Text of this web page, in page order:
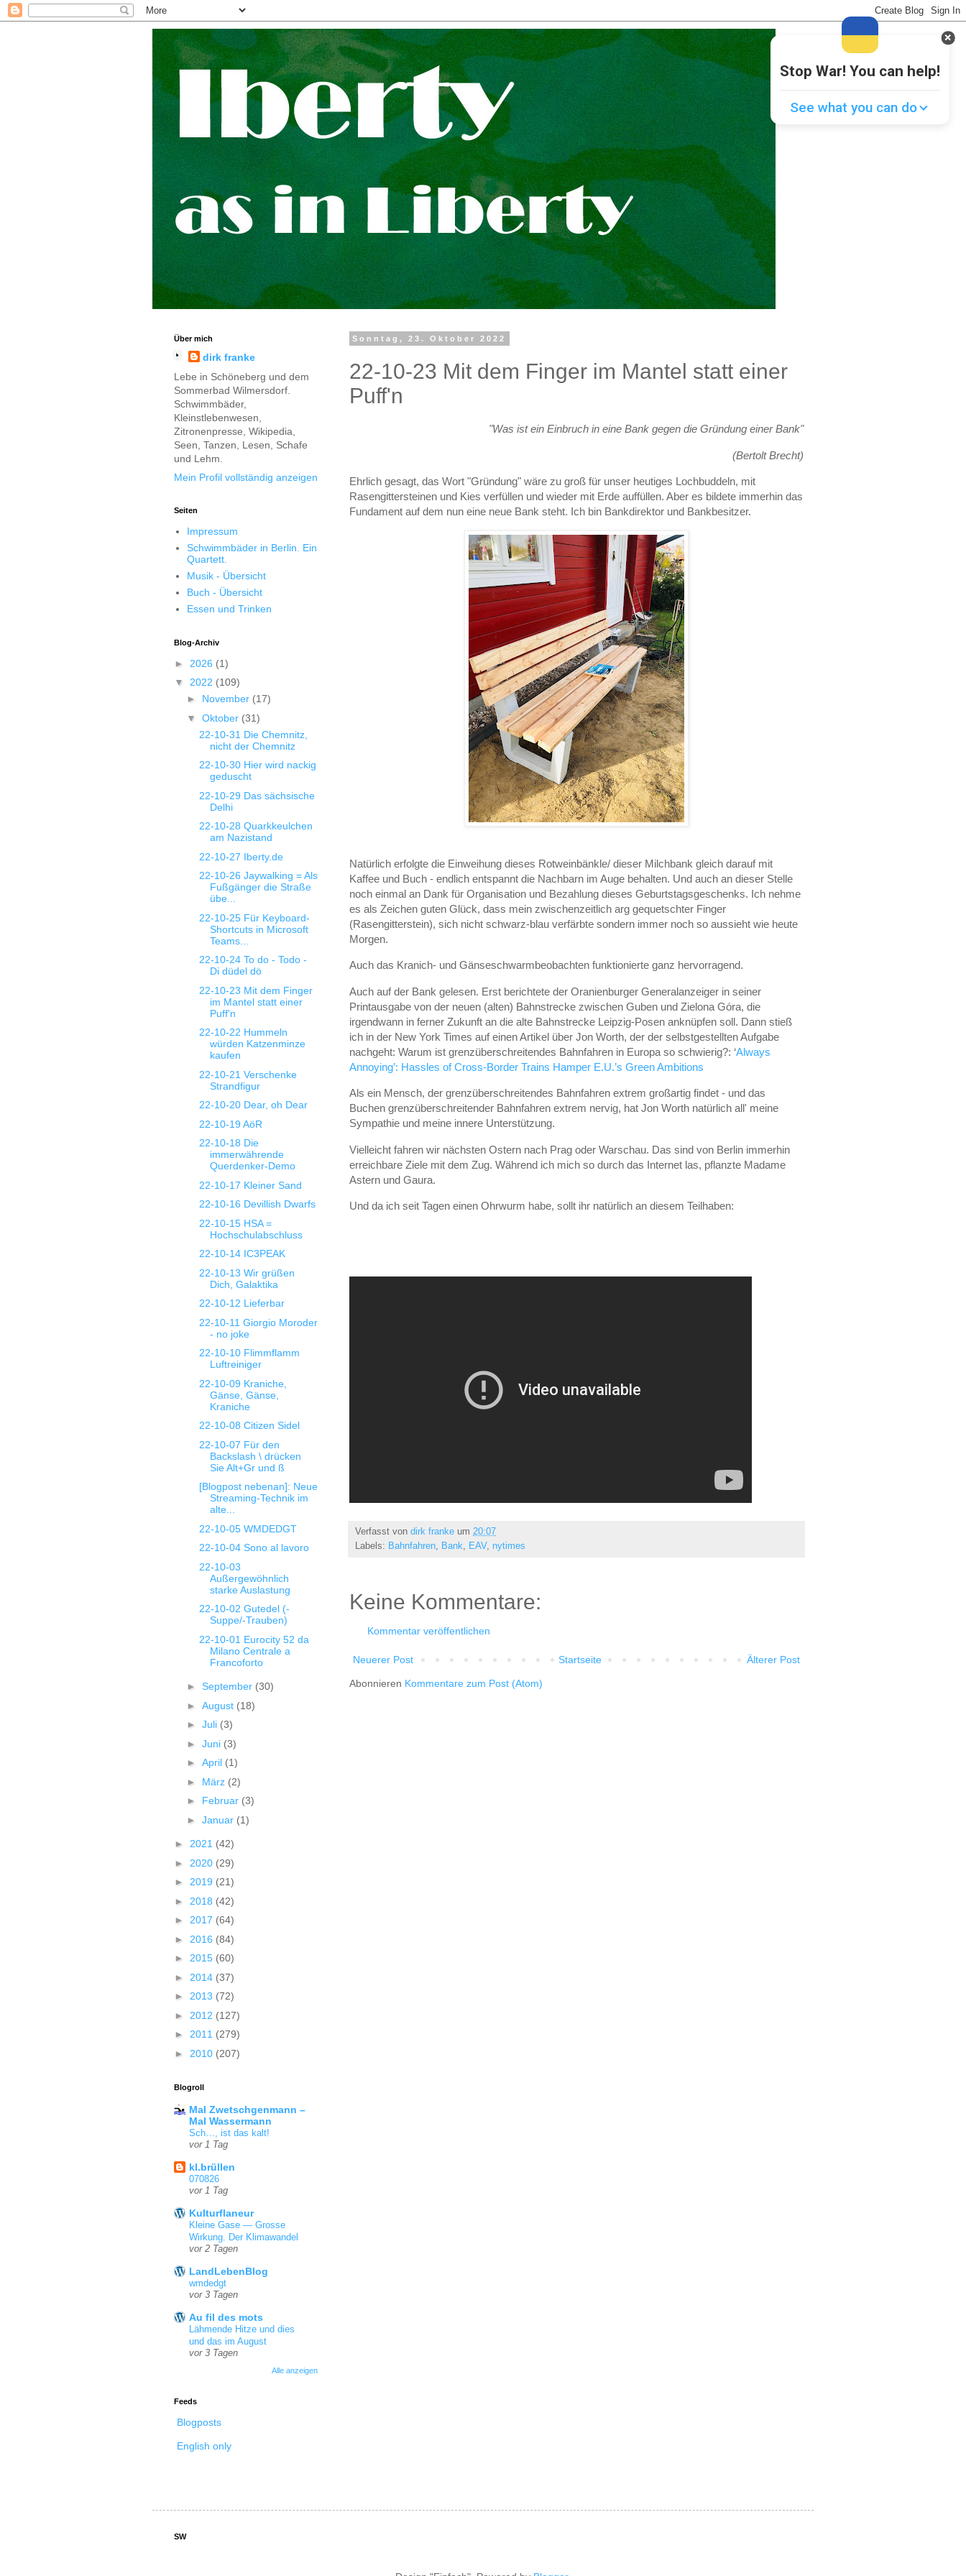
Sonntag, 23. Oktober 2022
22-10-23 Mit dem Finger im Mantel statt einer
Puff'n
"Was ist ein Einbruch in eine Bank gegen die Gründung einer Bank"
(Bertolt Brecht)
Ehrlich gesagt, das Wort "Gründung" wäre zu groß für unser heutiges Lochbuddeln, mit
Rasengittersteinen und Kies verfüllen und wieder mit Erde auffüllen. Aber es bildete immerhin das
Fundament auf dem nun eine neue Bank steht. Ich bin Bankdirektor und Bankbesitzer.
Natürlich erfolgte die Einweihung dieses Rotweinbänkle/ dieser Milchbank gleich darauf mit
Kaffee und Buch - endlich entspannt die Nachbarn im Auge behalten. Und auch an dieser Stelle
noch einmal an Dank für Organisation und Bezahlung dieses Geburtstagsgeschenks. Ich nehme
es als Zeichen guten Glück, dass mein zwischenzeitlich arg gequetschter Finger
(Rasengitterstein), sich nicht schwarz-blau verfärbte sondern immer noch so aussieht wie heute
Morgen.
Auch das Kranich- und Gänseschwarmbeobachten funktionierte ganz hervorragend.
Auch auf der Bank gelesen. Erst berichtete der Oranienburger Generalanzeiger in seiner
Printausgabe von der neuen (alten) Bahnstrecke zwischen Guben und Zielona Góra, die
irgendwann in ferner Zukunft an die alte Bahnstrecke Leipzig-Posen anknüpfen soll. Dann stieß
ich in der New York Times auf einen Artikel über Jon Worth, der der selbstgestellten Aufgabe
nachgeht: Warum ist grenzüberschreitendes Bahnfahren in Europa so schwierig?: ‘Always
Annoying’: Hassles of Cross-Border Trains Hamper E.U.’s Green Ambitions
Als ein Mensch, der grenzüberschreitendes Bahnfahren extrem großartig findet - und das
Buchen grenzüberschreitender Bahnfahren extrem nervig, hat Jon Worth natürlich all' meine
Sympathie und meine innere Unterstützung.
Vielleicht fahren wir nächsten Ostern nach Prag oder Warschau. Das sind von Berlin immerhin
erreichbare Ziele mit dem Zug. Während ich mich so durch das Internet las, pflanzte Madame
Astern und Gaura.
Und da ich seit Tagen einen Ohrwurm habe, sollt ihr natürlich an diesem Teilhaben:
Verfasst von dirk franke um 20:07
Labels: Bahnfahren, Bank, EAV, nytimes
Keine Kommentare:
Kommentar veröffentlichen
Neuerer Post Älterer Post
Startseite
Abonnieren Kommentare zum Post (Atom)
Über mich
dirk franke
Lebe in Schöneberg und dem
Sommerbad Wilmersdorf.
Schwimmbäder,
Kleinstlebenwesen,
Zitronenpresse, Wikipedia,
Seen, Tanzen, Lesen, Schafe
und Lehm.
Mein Profil vollständig anzeigen
Seiten
Impressum
Schwimmbäder in Berlin. Ein
Quartett.
Musik - Übersicht
Buch - Übersicht
Essen und Trinken
Blog-Archiv
► 2026 (1)
▼ 2022 (109)
► November (17)
▼ Oktober (31)
22-10-31 Die Chemnitz,
nicht der Chemnitz
22-10-30 Hier wird nackig
geduscht
22-10-29 Das sächsische
Delhi
22-10-28 Quarkkeulchen
am Nazistand
22-10-27 Iberty.de
22-10-26 Jaywalking = Als
Fußgänger die Straße
übe...
22-10-25 Für Keyboard-
Shortcuts in Microsoft
Teams...
22-10-24 To do - Todo -
Di düdel dö
22-10-23 Mit dem Finger
im Mantel statt einer
Puff'n
22-10-22 Hummeln
würden Katzenminze
kaufen
22-10-21 Verschenke
Strandfigur
22-10-20 Dear, oh Dear
22-10-19 AöR
22-10-18 Die
immerwährende
Querdenker-Demo
22-10-17 Kleiner Sand
22-10-16 Devillish Dwarfs
22-10-15 HSA =
Hochschulabschluss
22-10-14 IC3PEAK
22-10-13 Wir grüßen
Dich, Galaktika
22-10-12 Lieferbar
22-10-11 Giorgio Moroder
- no joke
22-10-10 Flimmflamm
Luftreiniger
22-10-09 Kraniche,
Gänse, Gänse,
Kraniche
22-10-08 Citizen Sidel
22-10-07 Für den
Backslash \ drücken
Sie Alt+Gr und ß
[Blogpost nebenan]: Neue
Streaming-Technik im
alte...
22-10-05 WMDEDGT
22-10-04 Sono al lavoro
22-10-03
Außergewöhnlich
starke Auslastung
22-10-02 Gutedel (-
Suppe/-Trauben)
22-10-01 Eurocity 52 da
Milano Centrale a
Francoforto
► September (30)
► August (18)
► Juli (3)
► Juni (3)
► April (1)
► März (2)
► Februar (3)
► Januar (1)
► 2021 (42)
► 2020 (29)
► 2019 (21)
► 2018 (42)
► 2017 (64)
► 2016 (84)
► 2015 (60)
► 2014 (37)
► 2013 (72)
► 2012 (127)
► 2011 (279)
► 2010 (207)
Blogroll
Mal Zwetschgenmann –
Mal Wassermann
Sch…, ist das kalt!
vor 1 Tag
kl.brüllen
070826
vor 1 Tag
Kulturflaneur
Kleine Gase — Grosse
Wirkung. Der Klimawandel
vor 2 Tagen
LandLebenBlog
wmdedgt
vor 3 Tagen
Au fil des mots
Lähmende Hitze und dies
und das im August
vor 3 Tagen
Alle anzeigen
Feeds
Blogposts
English only
SW
Stop War! You can help!
See what you can do